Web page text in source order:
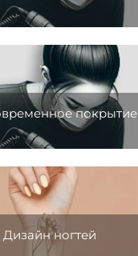
покрытие
Дизайн ногтей